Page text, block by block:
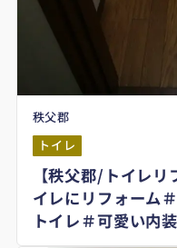
秩父郡
トイレ
【秩父郡/トイレ
イレにリフォーム
トイレ＃可愛い内装